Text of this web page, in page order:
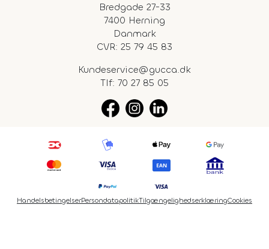
Bredgade 27-33
7400 Herning
Danmark
CVR: 25 79 45 83
Kundeservice@gucca.dk
Tlf: 70 27 85 05
HandelsbetingelserPersondatapolitikTilgængelighedserklæringCookies